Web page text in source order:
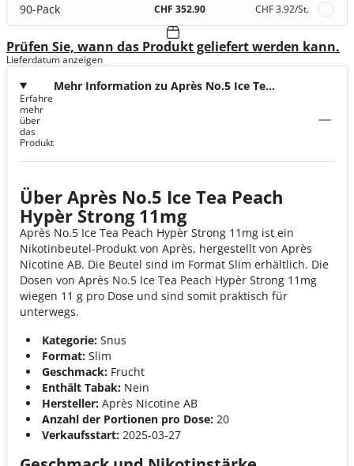
90-Pack CHF 352.90 CHF 3.92/St.
Prüfen Sie, wann das Produkt geliefert werden kann.
Lieferdatum anzeigen
Mehr Information zu Après No.5 Ice Tea
Erfahre
mehr
über
das
Produkt
Über Après No.5 Ice Tea Peach
Hypèr Strong 11mg
Après No.5 Ice Tea Peach Hypèr Strong 11mg ist ein
Nikotinbeutel-Produkt von Après, hergestellt von Après
Nicotine AB. Die Beutel sind im Format Slim erhältlich. Die
Dosen von Après No.5 Ice Tea Peach Hypèr Strong 11mg
wiegen 11 g pro Dose und sind somit praktisch für
unterwegs.
Kategorie: Snus
Format: Slim
Geschmack: Frucht
Enthält Tabak: Nein
Hersteller: Après Nicotine AB
Anzahl der Portionen pro Dose: 20
Verkaufsstart: 2025-03-27